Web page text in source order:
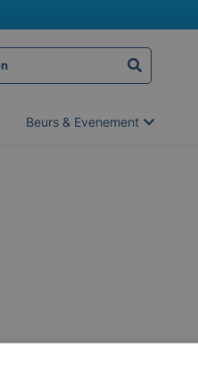
Beurs & Evenement